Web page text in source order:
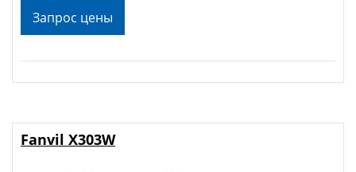
Запрос цены
Fanvil X303W